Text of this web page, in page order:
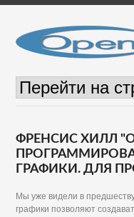
ФРЕНСИС ХИЛЛ
ГРАФИКИ. ДЛЯ
Мы уже видели в
графики позволяют